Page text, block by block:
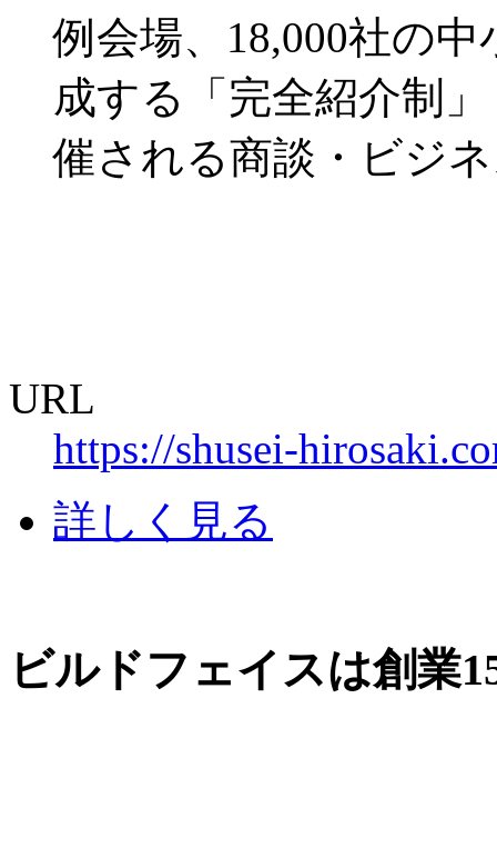
例会場、18,000社の
成する「完全紹介制
催される商談・ビジ
URL
https://shusei-
詳しく見る
ビルドフェイスは創業